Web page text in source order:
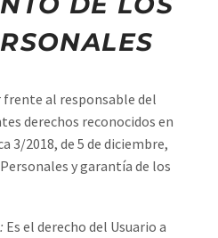
frente al responsable del
derechos reconocidos en
3/2018, de 5 de diciembre,
y garantía de los
Es el derecho del Usuario a